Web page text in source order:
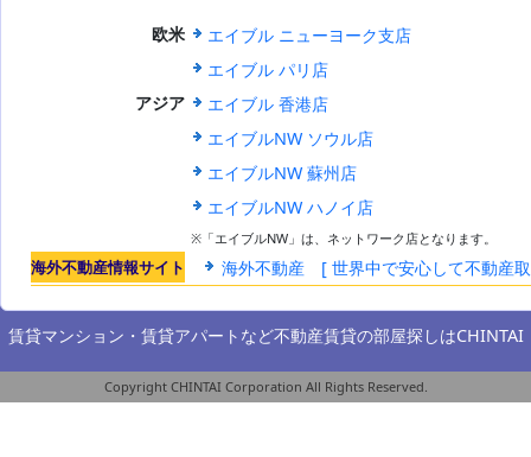
世界のエイブ
欧米
エイブル ニューヨーク支店
エイブル パリ店
アジア
エイブル 香港店
エイブルNW ソウル店
エイブルNW 蘇州店
エイブルNW ハノイ店
※「エイブルNW」は、ネットワーク店となります。
海外不動産情報サイト 海外不動産 [ 世界中で安心して不動産
賃貸マンション・賃貸アパートなど不動産賃貸の部屋探しはCHINTAI
Copyright CHINTAI Corporation All Rights Reserved.